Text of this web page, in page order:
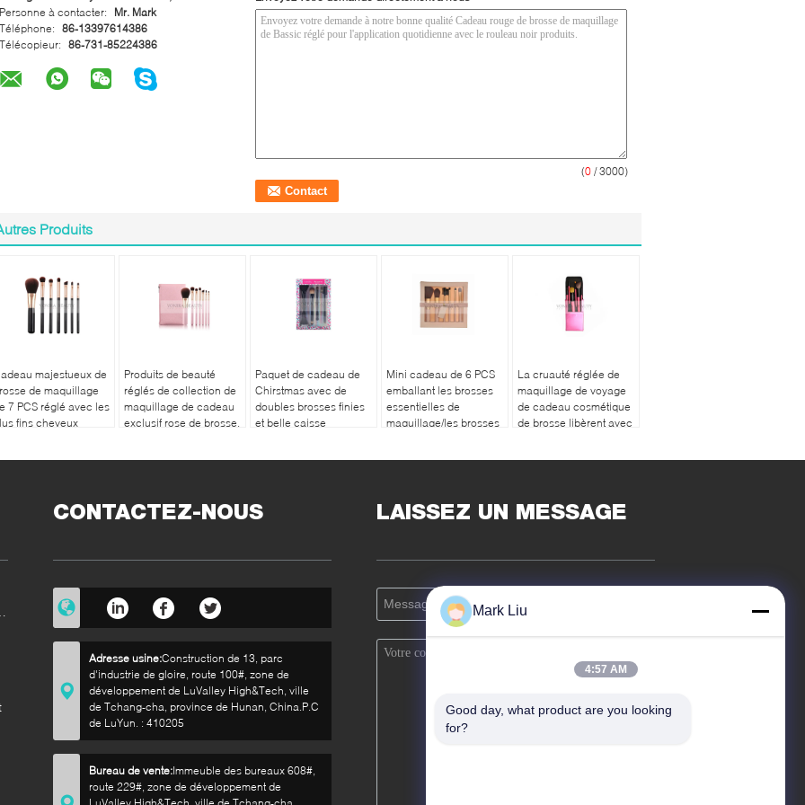
Personne à contacter:
Mr. Mark
Téléphone: 86-13397614386
Télécopieur: 86-731-85224386
(0 / 3000)
Produits
majestueux de
de maquillage
7 PCS réglé avec les
fins cheveux
Produits de beauté
réglés de collection de
maquillage de cadeau
exclusif rose de brosse,
Paquet de cadeau de
Chirstmas avec de
doubles brosses finies
et belle caisse
Mini cadeau de 6 PCS
emballant les brosses
essentielles de
maquillage/les brosses
La cruauté réglée de
maquillage de voyage
de cadeau cosmétique
de brosse libèrent avec
CONTACTEZ-NOUS
Adresse usine:Construction de 13, parc
d'industrie de gloire, route 100#, zone de
développement de LuValley High&Tech, ville
de Tchang-cha, province de Hunan, China.P.C
de LuYun. : 410205
Bureau de vente:Immeuble des bureaux 608#,
route 229#, zone de développement de
LAISSEZ UN MESSAGE
Mark Liu
4:57 AM
Good day, what product are you looking
for?